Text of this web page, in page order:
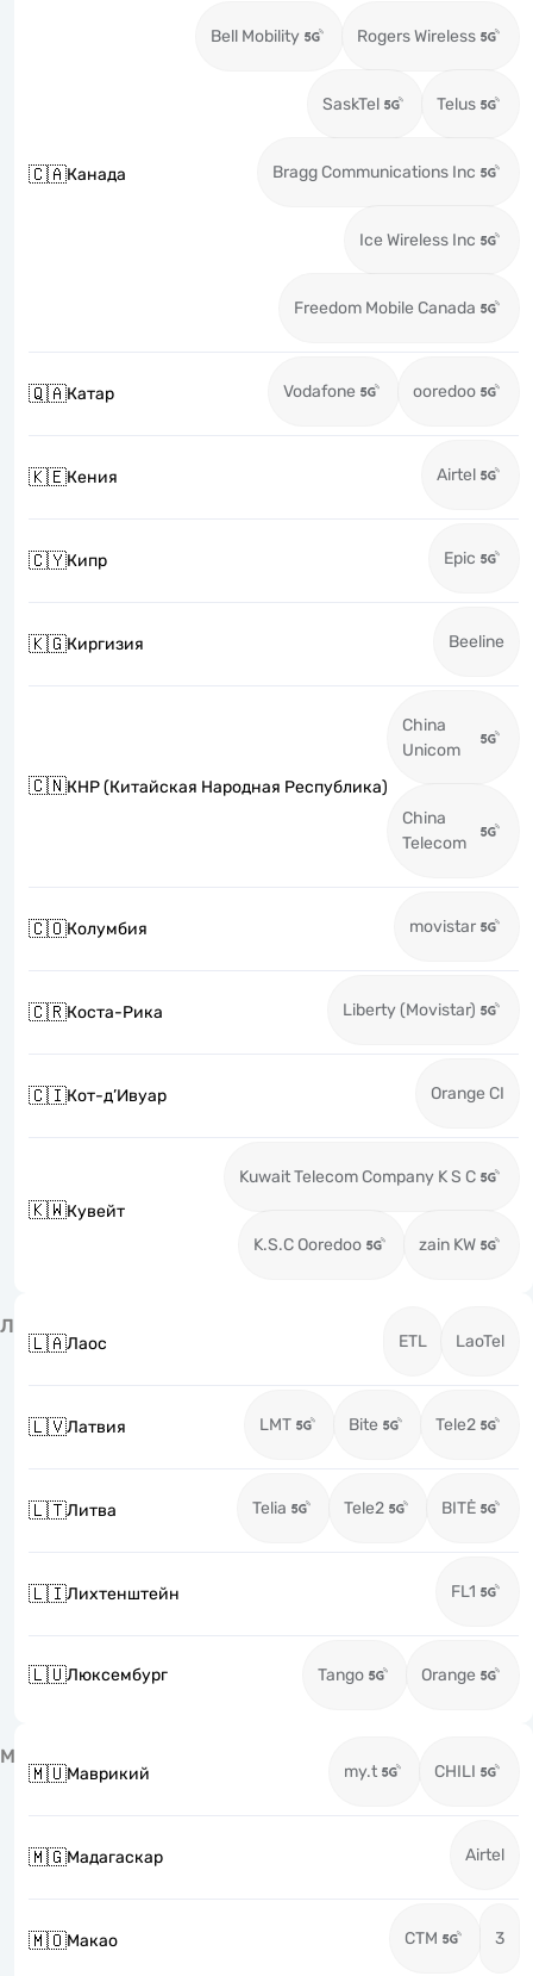
🇨🇦Канада
Bell Mobility Rogers Wireless
SaskTel Telus
Bragg Communications Inc
Ice Wireless Inc
Freedom Mobile Canada
🇶🇦Катар Vodafone ooredoo
🇰🇪Кения Airtel
🇨🇾Кипр Epic
🇰🇬Киргизия Beeline
🇨🇳КНР (Китайская Народная Республика)
China
Unicom
China
Telecom
🇨🇴Колумбия movistar
🇨🇷Коста-Рика Liberty (Movistar)
🇨🇮Кот-д’Ивуар Orange CI
🇰🇼Кувейт
Kuwait Telecom Company K S C
K.S.C Ooredoo zain KW
Л
🇱🇦Лаос ETL LaoTel
🇱🇻Латвия LMT Bite Tele2
🇱🇹Литва Telia Tele2 BITĖ
🇱🇮Лихтенштейн FL1
🇱🇺Люксембург Tango Orange
М
🇲🇺Маврикий my.t CHILI
🇲🇬Мадагаскар Airtel
🇲🇴Макао CTM 3